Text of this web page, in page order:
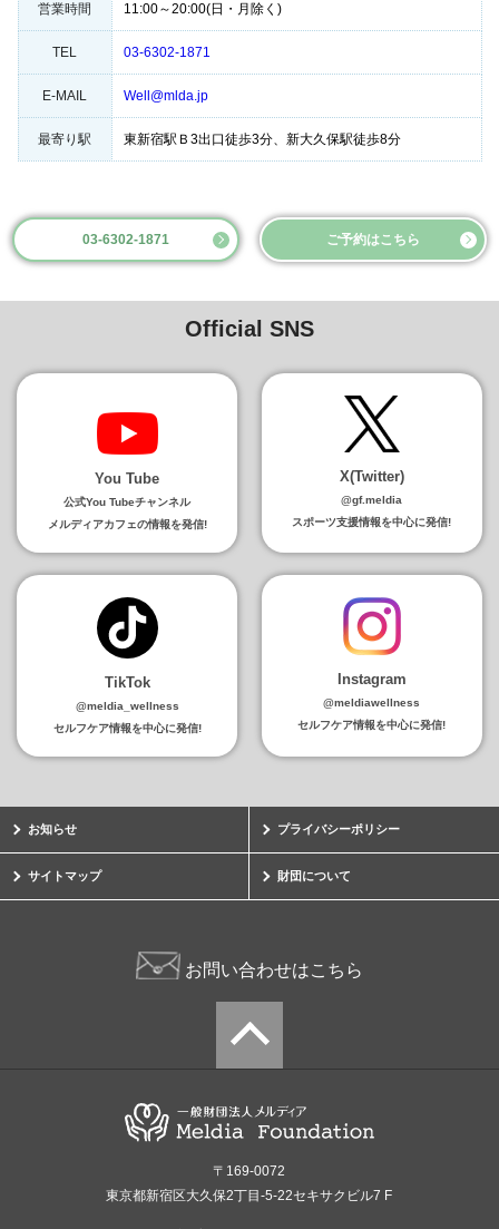
営業時間 11:00～20:00(日・月除く)
TEL 03-6302-1871
E-MAIL Well@mlda.jp
最寄り駅 東新宿駅Ｂ3出口徒歩3分、新大久保駅徒歩8分
03-6302-1871 ご予約はこちら
Official SNS
You Tube
公式You Tubeチャンネル
メルディアカフェの情報を発信!
X(Twitter)
@gf.meldia
スポーツ支援情報を中心に発信!
TikTok
@meldia_wellness
セルフケア情報を中心に発信!
Instagram
@meldiawellness
セルフケア情報を中心に発信!
お知らせ プライバシーポリシー
サイトマップ 財団について
お問い合わせはこちら
〒169-0072
東京都新宿区大久保2丁目-5-22セキサクビル7 F